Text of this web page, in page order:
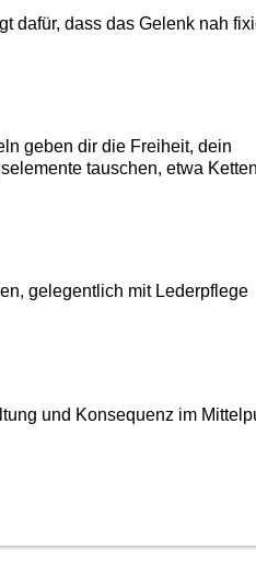
dafür, dass das Gelenk nah
geben dir die Freiheit, dein
tauschen, etwa
gelegentlich mit Lederpflege
und Konsequenz im